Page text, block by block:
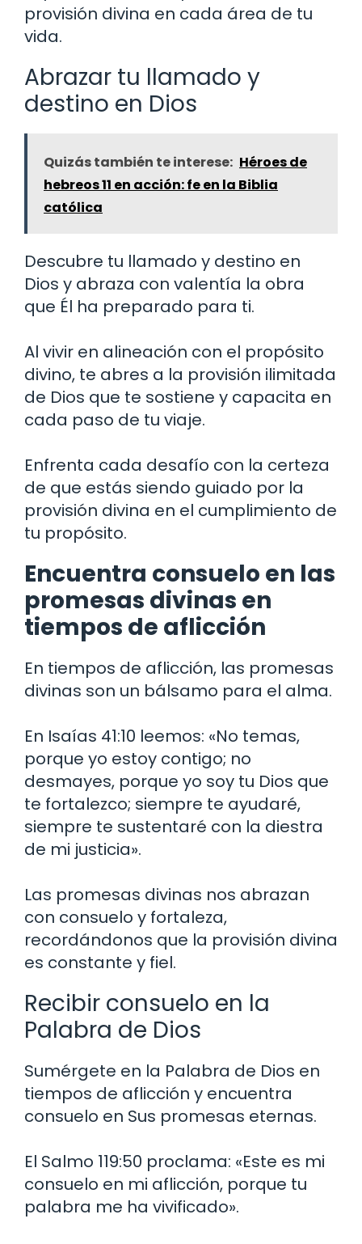
provisión divina en cada área de tu
vida.
Abrazar tu llamado y
destino en Dios
Quizás también te interese: Héroes de
hebreos 11 en acción: fe en la Biblia
católica
Descubre tu llamado y destino en
Dios y abraza con valentía la obra
que Él ha preparado para ti.
Al vivir en alineación con el propósito
divino, te abres a la provisión ilimitada
de Dios que te sostiene y capacita en
cada paso de tu viaje.
Enfrenta cada desafío con la certeza
de que estás siendo guiado por la
provisión divina en el cumplimiento de
tu propósito.
Encuentra consuelo en las
promesas divinas en
tiempos de aflicción
En tiempos de aflicción, las promesas
divinas son un bálsamo para el alma.
En Isaías 41:10 leemos: «No temas,
porque yo estoy contigo; no
desmayes, porque yo soy tu Dios que
te fortalezco; siempre te ayudaré,
siempre te sustentaré con la diestra
de mi justicia».
Las promesas divinas nos abrazan
con consuelo y fortaleza,
recordándonos que la provisión divina
es constante y fiel.
Recibir consuelo en la
Palabra de Dios
Sumérgete en la Palabra de Dios en
tiempos de aflicción y encuentra
consuelo en Sus promesas eternas.
El Salmo 119:50 proclama: «Este es mi
consuelo en mi aflicción, porque tu
palabra me ha vivificado».